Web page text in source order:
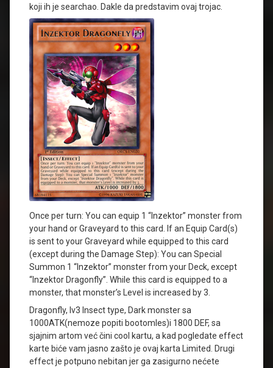
koji ih je searchao. Dakle da predstavim ovaj trojac.
Once per turn: You can equip 1 “Inzektor” monster from
your hand or Graveyard to this card. If an Equip Card(s)
is sent to your Graveyard while equipped to this card
(except during the Damage Step): You can Special
Summon 1 “Inzektor” monster from your Deck, except
“Inzektor Dragonfly”. While this card is equipped to a
monster, that monster’s Level is increased by 3.
Dragonfly, lv3 Insect type, Dark monster sa
1000ATK(nemoze popiti bootomles)i 1800 DEF, sa
sjajnim artom već čini cool kartu, a kad pogledate effect
karte biće vam jasno zašto je ovaj karta Limited. Drugi
effect je potpuno nebitan jer ga zasigurno nećete